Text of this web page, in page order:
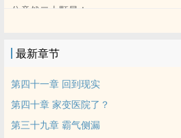
分竟然二十颗星！
众人一顿嘲笑和讽刺。众人：“你还是
酥酥：“让我来！”没过多久，患者就被
最新章节
第四十一章 回到现实
第四十章 家变医院了？
第三十九章 霸气侧漏